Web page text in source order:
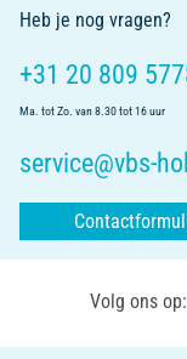
Heb je nog vragen?
+31 20 809
Ma. tot Zo. van 8.30 tot 16 uur
service@vbs-
Volg ons op: